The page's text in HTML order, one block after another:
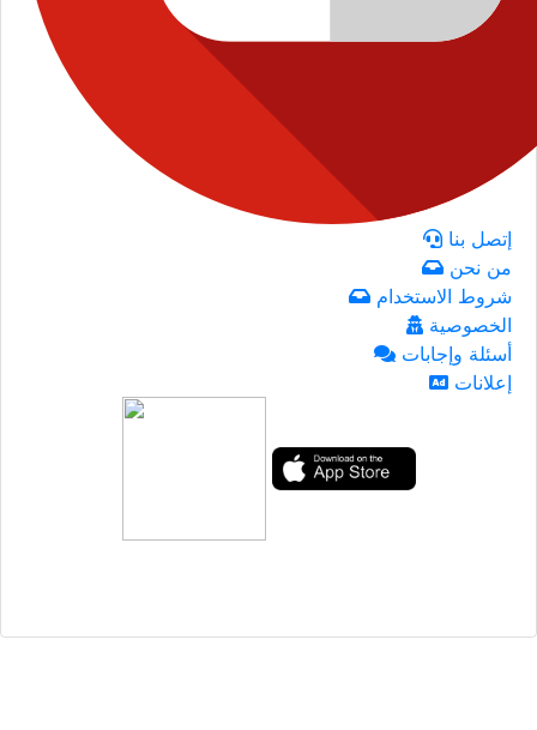
إتصل بنا
من نحن
شروط الاستخدام
الخصوصية
أسئلة وإجابات
إعلانات